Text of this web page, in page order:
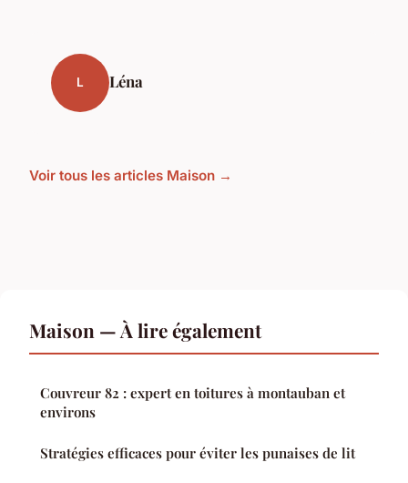
L Léna
Voir tous les articles Maison →
Maison — À lire également
Couvreur 82 : expert en toitures à montauban et
environs
Stratégies efficaces pour éviter les punaises de lit